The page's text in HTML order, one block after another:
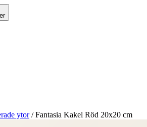
ytor/Fantasia Kakel Röd 20x20 cm